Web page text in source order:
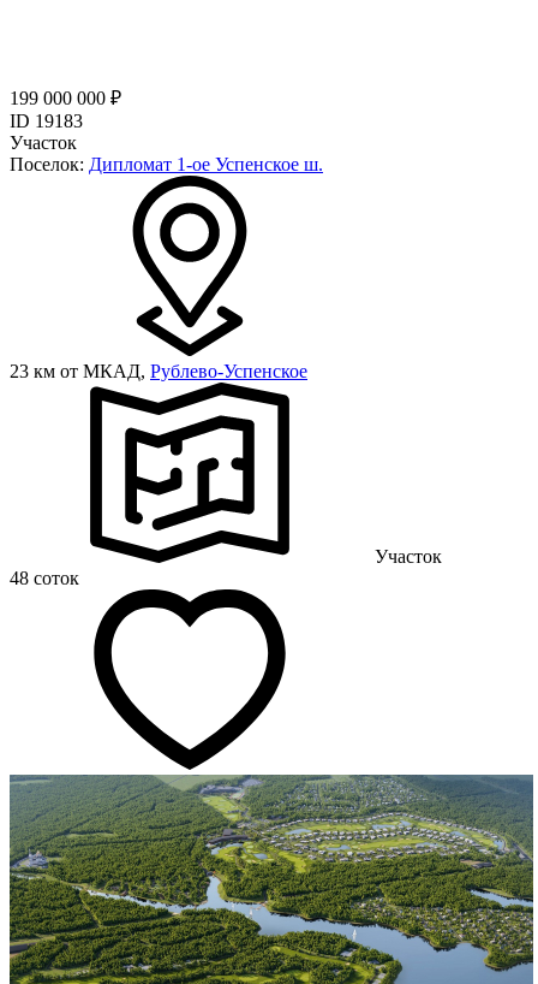
199 000 000 ₽
ID 19183
Участок
Поселок: Дипломат 1-ое Успенское ш.
23 км от МКАД, Рублево-Успенское
Участок
48 соток